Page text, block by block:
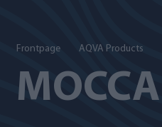
Frontpage AQVA Products
MOCCA